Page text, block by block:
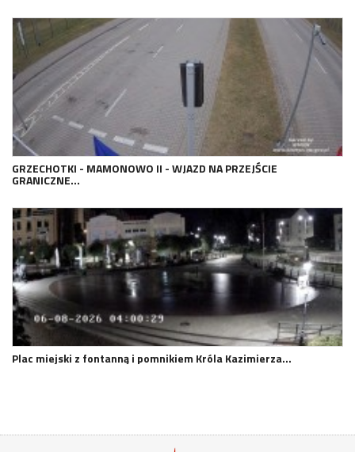
GRZECHOTKI - MAMONOWO II - WJAZD NA PRZEJŚCIE
GRANICZNE…
Plac miejski z fontanną i pomnikiem Króla Kazimierza…